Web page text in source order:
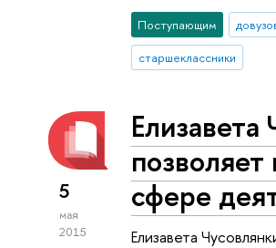
Поступающим
старшеклассники
5
мая
2015
сфере
Елизавета